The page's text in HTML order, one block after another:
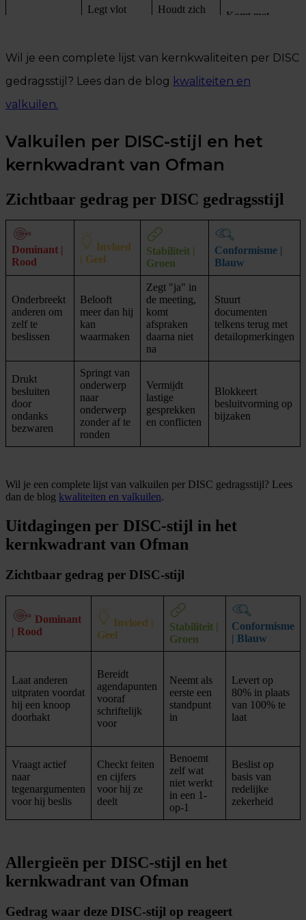
Legt vlot
stakeholders
Houdt zich
afspraken
Komt met
overleggen
Wil je een complete lijst van kernkwaliteiten per DISC
gedragsstijl? Lees dan de blog kwaliteiten en
valkuilen.
Valkuilen per DISC-stijl en het
kernkwadrant van Ofman
Zichtbaar gedrag per DISC gedragsstijl
Dominant |
Rood
Invloed
| Geel
Stabiliteit |
Groen
Conformisme |
Blauw
Onderbreekt
anderen om
zelf te
beslissen
Belooft
meer dan hij
kan
waarmaken
Zegt "ja" in
de meeting,
komt
afspraken
daarna niet
na
Stuurt
documenten
telkens terug met
detailopmerkingen
Drukt
besluiten
door
ondanks
bezwaren
Springt van
onderwerp
naar
onderwerp
zonder af te
ronden
Vermijdt
lastige
gesprekken
en conflicten
Blokkeert
besluitvorming op
bijzaken
Wil je een complete lijst van valkuilen per DISC gedragsstijl? Lees
dan de blog kwaliteiten en valkuilen.
Uitdagingen per DISC-stijl in het
kernkwadrant van Ofman
Zichtbaar gedrag per DISC-stijl
Dominant
| Rood
Invloed |
Geel
Stabiliteit |
Groen
Conformisme
| Blauw
Laat anderen
uitpraten voordat
hij een knoop
doorhakt
Bereidt
agendapunten
vooraf
schriftelijk
voor
Neemt als
eerste een
standpunt
in
Levert op
80% in plaats
van 100% te
laat
Vraagt actief
naar
tegenargumenten
voor hij beslis
Checkt feiten
en cijfers
voor hij ze
deelt
Benoemt
zelf wat
niet werkt
in een 1-
op-1
Beslist op
basis van
redelijke
zekerheid
Allergieën per DISC-stijl en het
kernkwadrant van Ofman
Gedrag waar deze DISC-stijl op reageert